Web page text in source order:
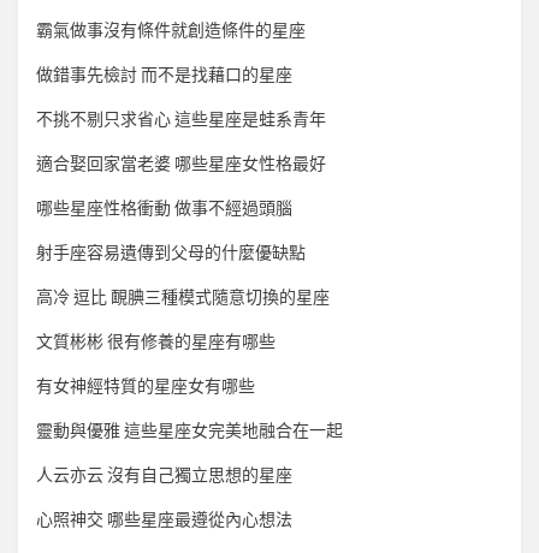
霸氣做事沒有條件就創造條件的星座
做錯事先檢討 而不是找藉口的星座
不挑不剔只求省心 這些星座是蛙系青年
適合娶回家當老婆 哪些星座女性格最好
哪些星座性格衝動 做事不經過頭腦
射手座容易遺傳到父母的什麼優缺點
高冷 逗比 靦腆三種模式隨意切換的星座
文質彬彬 很有修養的星座有哪些
有女神經特質的星座女有哪些
靈動與優雅 這些星座女完美地融合在一起
人云亦云 沒有自己獨立思想的星座
心照神交 哪些星座最遵從內心想法